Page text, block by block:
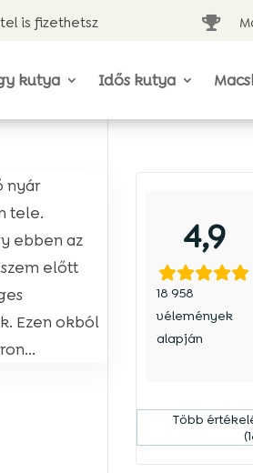
is fizethetsz 
kutya Idős kutya
nyár
tele.
ebben az
előtt
Ezen okból
4,9
18 958
vélemények
alapján
Több